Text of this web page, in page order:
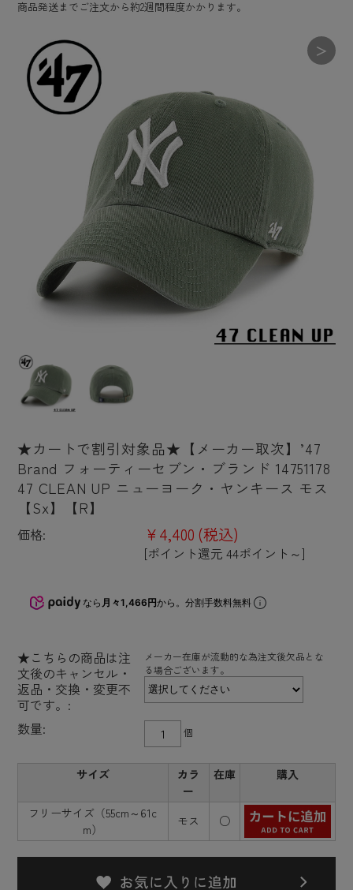
商品発送までご注文から約2週間程度かかります。
＞
★カートで割引対象品★【メーカー取次】’47
Brand フォーティーセブン・ブランド 14751178
47 CLEAN UP ニューヨーク・ヤンキース モス
【Sx】【R】
価格: ¥4,400 (税込)
[ポイント還元 44ポイント～]
なら 月々1,466円から。分割手数料無料
★こちらの商品は注
文後のキャンセル・
返品・交換・変更不
可です。:
メーカー在庫が流動的な為注文後欠品とな
る場合ございます。
数量: 個
サイズ
カラ
ー
在庫 購入
フリーサイズ（55cm～61c
m）
モス ○